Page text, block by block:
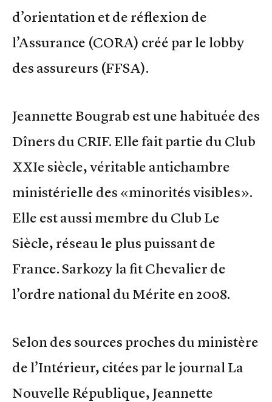
d’orientation et de réflexion de
l’Assurance (CORA) créé par le lobby
des assureurs (FFSA).
Jeannette Bougrab est une habituée des
Dîners du CRIF. Elle fait partie du Club
XXIe siècle, véritable antichambre
ministérielle des «minorités visibles».
Elle est aussi membre du Club Le
Siècle, réseau le plus puissant de
France. Sarkozy la fit Chevalier de
l’ordre national du Mérite en 2008.
Selon des sources proches du ministère
de l’Intérieur, citées par le journal La
Nouvelle République, Jeannette